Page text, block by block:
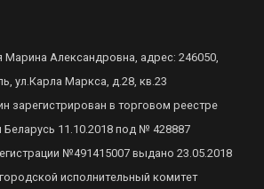
Александровна, адрес: 246050,
ул.Карла Маркса, д.28, кв.23
зарегистрирован в торговом реестре
Беларусь 11.10.2018 под № 428887
№491415007 выдано 23.05.2018
исполнительный комитет